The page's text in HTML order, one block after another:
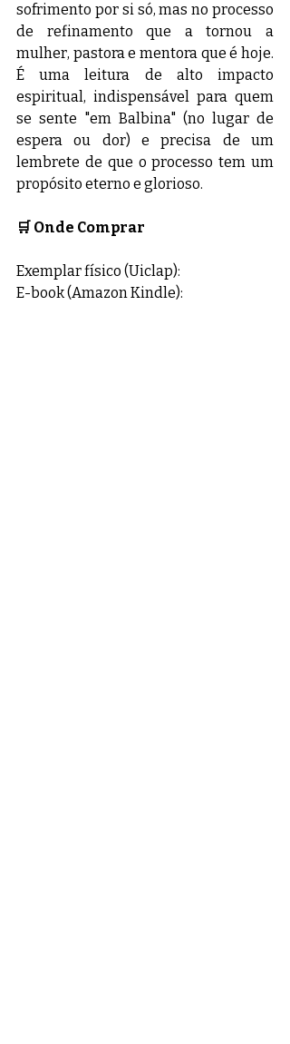
sofrimento por si só, mas no processo
de refinamento que a tornou a
mulher, pastora e mentora que é hoje.
É uma leitura de alto impacto
espiritual, indispensável para quem
se sente "em Balbina" (no lugar de
espera ou dor) e precisa de um
lembrete de que o processo tem um
propósito eterno e glorioso.
🛒 Onde Comprar
Exemplar físico (Uiclap):
E-book (Amazon Kindle):